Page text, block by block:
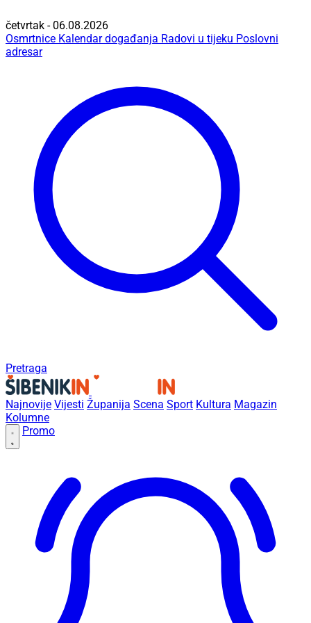
četvrtak - 06.08.2026
Osmrtnice Kalendar događanja Radovi u tijeku Poslovni
adresar
Pretraga
Najnovije Vijesti Županija Scena Sport Kultura Magazin
Kolumne
Promo